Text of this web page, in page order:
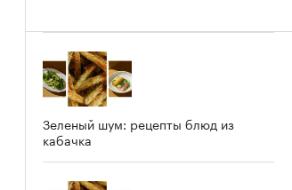
Зеленый шум: рецепты блюд из
кабачка